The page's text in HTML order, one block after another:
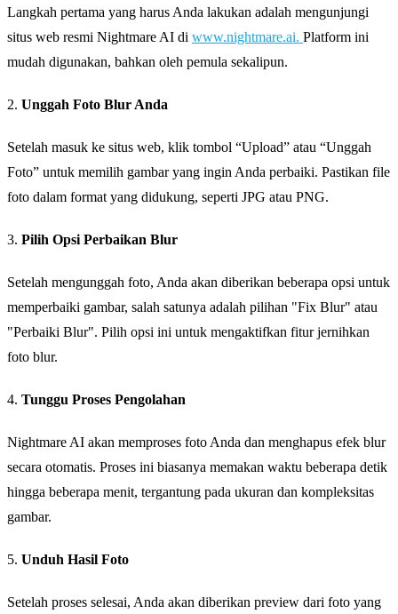
Langkah pertama yang harus Anda lakukan adalah mengunjungi
situs web resmi Nightmare AI di www.nightmare.ai. Platform ini
mudah digunakan, bahkan oleh pemula sekalipun.
2. Unggah Foto Blur Anda
Setelah masuk ke situs web, klik tombol “Upload” atau “Unggah
Foto” untuk memilih gambar yang ingin Anda perbaiki. Pastikan file
foto dalam format yang didukung, seperti JPG atau PNG.
3. Pilih Opsi Perbaikan Blur
Setelah mengunggah foto, Anda akan diberikan beberapa opsi untuk
memperbaiki gambar, salah satunya adalah pilihan "Fix Blur" atau
"Perbaiki Blur". Pilih opsi ini untuk mengaktifkan fitur jernihkan
foto blur.
4. Tunggu Proses Pengolahan
Nightmare AI akan memproses foto Anda dan menghapus efek blur
secara otomatis. Proses ini biasanya memakan waktu beberapa detik
hingga beberapa menit, tergantung pada ukuran dan kompleksitas
gambar.
5. Unduh Hasil Foto
Setelah proses selesai, Anda akan diberikan preview dari foto yang